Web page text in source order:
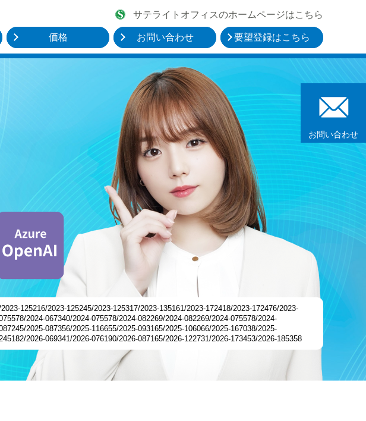
お問い合わせ
サテライトオフィスのホームページはこちら
価格 お問い合わせ 要望登録はこちら
125216/2023-125245/2023-125317/2023-135161/2023-172418/2023-172476/2023-
2024-067340/2024-075578/2024-082269/2024-082269/2024-075578/2024-
2025-087356/2025-116655/2025-093165/2025-106066/2025-167038/2025-
2026-069341/2026-076190/2026-087165/2026-122731/2026-173453/2026-185358